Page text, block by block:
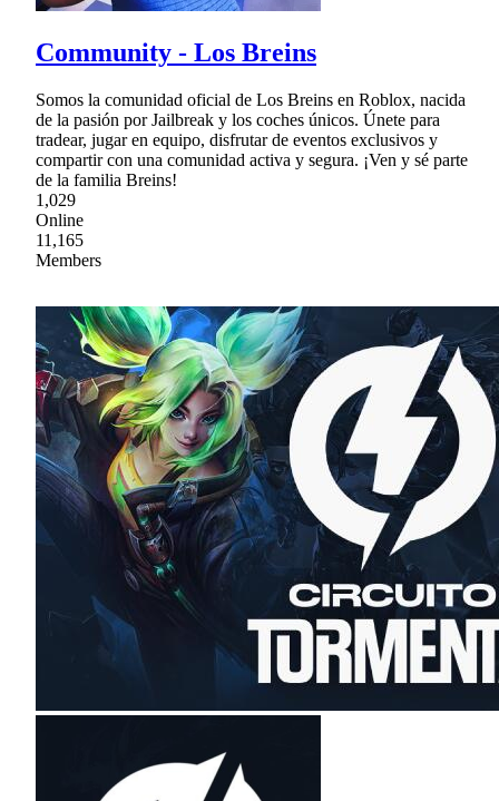
Community - Los Breins
Somos la comunidad oficial de Los Breins en Roblox, nacida
de la pasión por Jailbreak y los coches únicos. Únete para
tradear, jugar en equipo, disfrutar de eventos exclusivos y
compartir con una comunidad activa y segura. ¡Ven y sé parte
de la familia Breins!
1,029
Online
11,165
Members